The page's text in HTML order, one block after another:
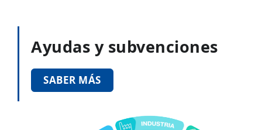
Ayudas y subvenciones
SABER MÁS